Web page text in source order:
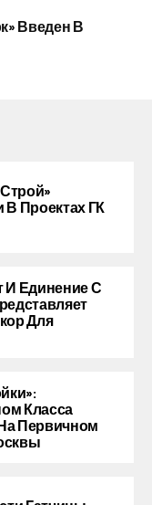
Введен В
В Проектах ГК
И Единение С
Для
Класса
Первичном